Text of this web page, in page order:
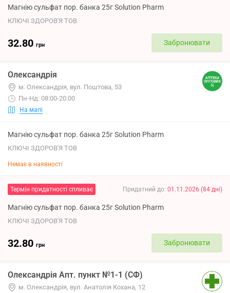
Магнію сульфат пор. банка 25г Solution Pharm
КЛЮЧІ ЗДОРОВ'Я ТОВ
32.80 грн Забронювати
Олександрія
м. Олександрія, вул. Поштова, 53
Пн-Нд: 08:00-20:00
На мапі
Магнію сульфат пор. банка 25г Solution Pharm
КЛЮЧІ ЗДОРОВ'Я ТОВ
Немає в наявності
Термін придатності спливає Придатний до: 01.11.2026 (84 дні)
Магнію сульфат пор. банка 25г Solution Pharm
КЛЮЧІ ЗДОРОВ'Я ТОВ
32.80 грн Забронювати
Олександрія Апт. пункт №1-1 (СФ)
м. Олександрія, вул. Анатолія Кохана, 12